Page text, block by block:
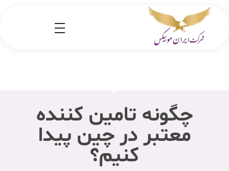
چگونه تامین کننده
معتبر در چین پیدا
کنیم؟